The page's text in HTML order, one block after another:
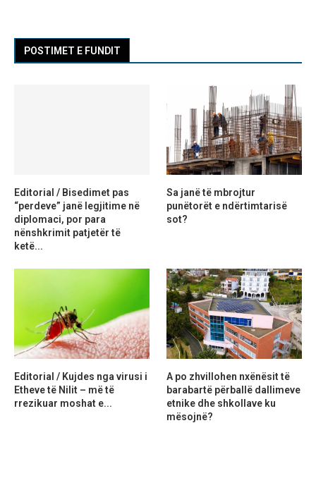
POSTIMET E FUNDIT
Editorial / Bisedimet pas
“perdeve” janë legjitime në
diplomaci, por para
nënshkrimit patjetër të
ketë...
Sa janë të mbrojtur
punëtorët e ndërtimtarisë
sot?
Editorial / Kujdes nga virusi i
Etheve të Nilit – më të
rrezikuar moshat e...
A po zhvillohen nxënësit të
barabartë përballë dallimeve
etnike dhe shkollave ku
mësojnë?